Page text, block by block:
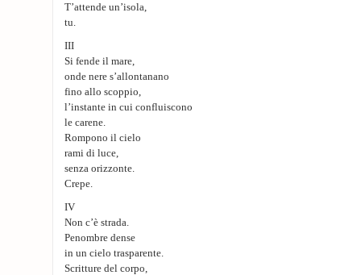
T’attende un’isola,
tu.
III
Si fende il mare,
onde nere s’allontanano
fino allo scoppio,
l’instante in cui confluiscono
le carene.
Rompono il cielo
rami di luce,
senza orizzonte.
Crepe.
IV
Non c’è strada.
Penombre dense
in un cielo trasparente.
Scritture del corpo,